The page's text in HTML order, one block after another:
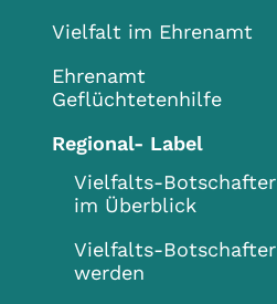
Vielfalt im Ehrenamt
Ehrenamt
Geflüchtetenhilfe
Regional- Label
Vielfalts-Botschafter
im Überblick
Vielfalts-Botschafter
werden